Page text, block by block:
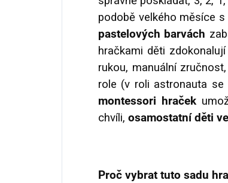
podobě velkého měsíce
pastelových barvách
hračkami děti zdokonalují
rukou, manuální
role (v roli astronauta se
montessori hraček
chvíli, osamostatní děti
Proč vybrat tuto sadu